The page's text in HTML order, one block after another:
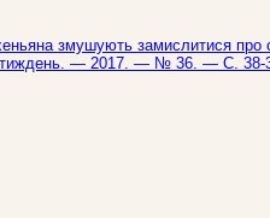
змушують замислитися про
тиждень. — 2017. — № 36. — С. 38-